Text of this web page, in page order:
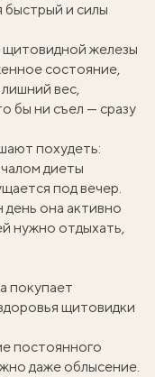
быстрый и силы
железы
состояние,
вес,
бы ни съел — сразу
похудеть:
диеты
под вечер.
день она активно
нужно отдыхать,
покупает
щитовидки
постоянного
даже облысение.